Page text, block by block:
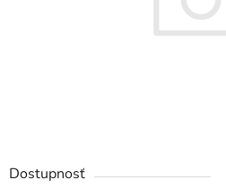
Dostupnosť